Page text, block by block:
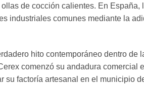
de cocción calientes. En
industriales comunes mediante la
hito contemporáneo dentro
comenzó su andadura
factoría artesanal en el municipio